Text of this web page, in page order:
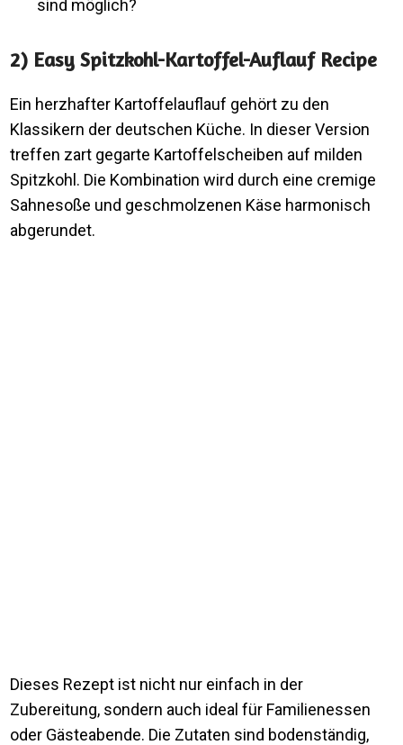
sind möglich?
2) Easy Spitzkohl-Kartoffel-Auflauf Recipe
Ein herzhafter Kartoffelauflauf gehört zu den
Klassikern der deutschen Küche. In dieser Version
treffen zart gegarte Kartoffelscheiben auf milden
Spitzkohl. Die Kombination wird durch eine cremige
Sahnesoße und geschmolzenen Käse harmonisch
abgerundet.
Dieses Rezept ist nicht nur einfach in der
Zubereitung, sondern auch ideal für Familienessen
oder Gästeabende. Die Zutaten sind bodenständig,